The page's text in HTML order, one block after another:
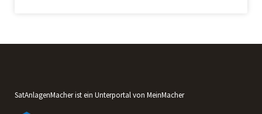
SatAnlagenMacher ist ein Unterportal von MeinMacher